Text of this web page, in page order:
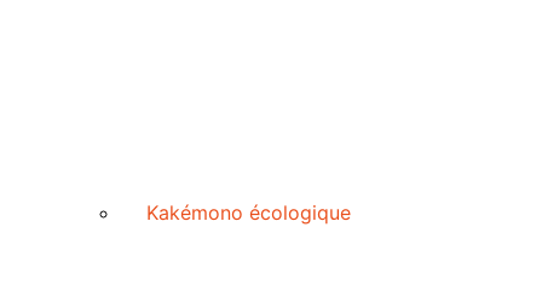
Kakémono écologique